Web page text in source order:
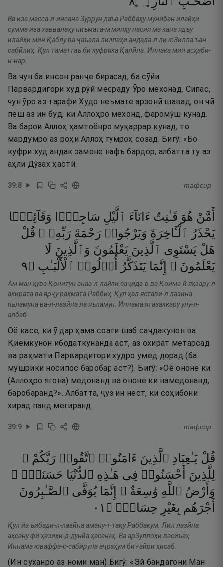
Ва иза масса-л-инсана Зуррун даъа Раббаҳу мунӣбан илайҳи
сумма иза хаввалаҳу ниъмата-м минҳу насия ма кана ядъу
илайҳи мин Қаблу ва ҷаъала лиллаҳи андада-л ли юЗилла ъан
сабӣлиҳ. Қул таматтаъ би куфрика Қалӣла. Иннака мин асҳаби-
н-нар.
Ва чун ба инсон ранҷе бирасад, ба сӯйи
Парвардигори худ рӯй меораду Ӯро мехонад. Сипас,
чун ӯро аз тарафи Худо неъмате арзонӣ шавад, он чӣ
пеш аз ин буд, ки Аллоҳро мехонд, фаромӯш кунад.
Ва барои Аллоҳ ҳамтоёнро муқаррар кунад, то
мардумро аз роҳи Аллоҳ гумроҳ созад. Бигӯ: «Бо
куфри худ андак замоне нафъ бардор, албатта ту аз
аҳли Дӯзах ҳастӣ.
39:8 тафсир
أَمَّنْ هُوَ قَـٰنِتٌ ءَانَآءَ ٱلَّيْلِ سَاجِدًۭا
وَقَآئِمًۭا
يَحْذَرُ ٱلْـَٔاخِرَةَ وَيَرْجُوا۟ رَحْمَةَ رَبِّهِۦ ۗ قُلْ
هَلْ يَسْتَوِى ٱلَّذِينَ يَعْلَمُونَ وَٱلَّذِينَ لَا
يَعْلَمُونَ ۗ إِنَّمَا يَتَذَكَّرُ أُو۟لُوا۟ ٱلْأَلْبَـٰبِ ۝٩
Ам ман ҳува Қонитун анаа-л-лайли саҷида-в ва Қоима-й яҳзару-л
ахирата ва ярҷу раҳмата Раббиҳ. Қул ҳал ястави-л лазӣна
яъламуна ва-л-лазӣна ла яъламун. Иннама ятазаккару улу-л-
албаб.
Оё касе, ки ӯ дар ҳама соати шаб саҷдакунон ва
Қиёмкунон ибодаткунанда аст, аз охират метарсад
ва раҳмати Парвардигори худро умед дорад (ба
мушрики носипос баробар аст?). Бигӯ: «Оё ононе ки
(Аллоҳро ягона) медонанд ва ононе ки намедонанд,
баробаранд?». Албатта, ҷуз ин нест, ки соҳибони
хирад панд мегиранд.
39:9 тафсир
قُلْ يَـٰعِبَادِ ٱلَّذِينَ ءَامَنُوا۟ ٱتَّقُوا۟ رَبَّكُمْ ۚ
لِلَّذِينَ
أَحْسَنُوا۟ فِى هَـٰذِهِ ٱلدُّنْيَا حَسَنَةٌۭ ۗ
وَأَرْضُ ٱللَّهِ وَٰسِعَةٌ ۗ إِنَّمَا يُوَفَّى ٱلصَّـٰبِرُونَ
أَجْرَهُم بِغَيْرِ حِسَابٍۢ ۝ ١٠
Қул йа ъибади-л-лазӣна аману-т-тақу Раббакум. Лил лазӣна
аҳсану фӣ ҳазиҳи-д-дунйа ҳасанаҳ. Ва арЗуллоҳи васиъаҳ.
Иннама юваффа-с-сабируна аҷраҳум би ғайри ҳисаб.
(Ин суханро аз номи ман) Бигӯ: «Эй бандагони Ман